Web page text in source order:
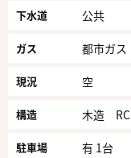
下水道 公共
ガス 都市ガス
現況 空
構造 木造 RC
駐車場 有 1台